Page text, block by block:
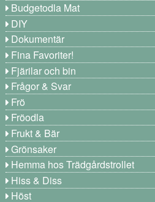
Budgetodla Mat
DIY
Dokumentär
Fina Favoriter!
Fjärilar och bin
Frågor & Svar
Frö
Fröodla
Frukt & Bär
Grönsaker
Hemma hos Trädgårdstrollet
Hiss & Diss
Höst